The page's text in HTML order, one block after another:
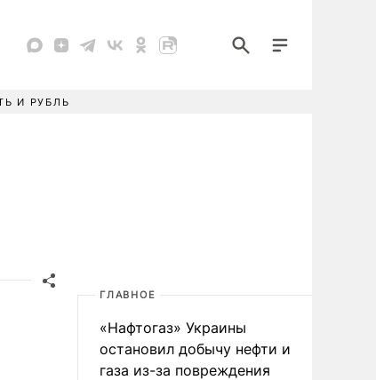
И РУБЛЬ
ГЛАВНОЕ
«Нафтогаз» Украины
остановил добычу нефти и
газа из-за повреждения